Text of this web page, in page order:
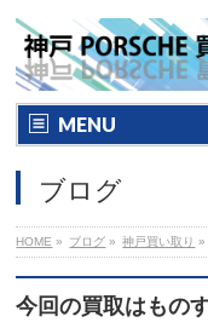
MENU
ブログ
HOME » ブログ » 神戸買い取り »
今回の買取はもの